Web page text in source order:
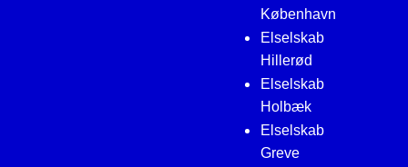
København
Elselskab
Hillerød
Elselskab
Holbæk
Elselskab
Greve